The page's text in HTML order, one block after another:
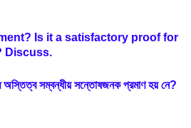
Is it a satisfactory proof for
Discuss.
অস্তিত্ব সম্বন্ধীয় সন্তোষজনক প্রমাণ হয় নে?